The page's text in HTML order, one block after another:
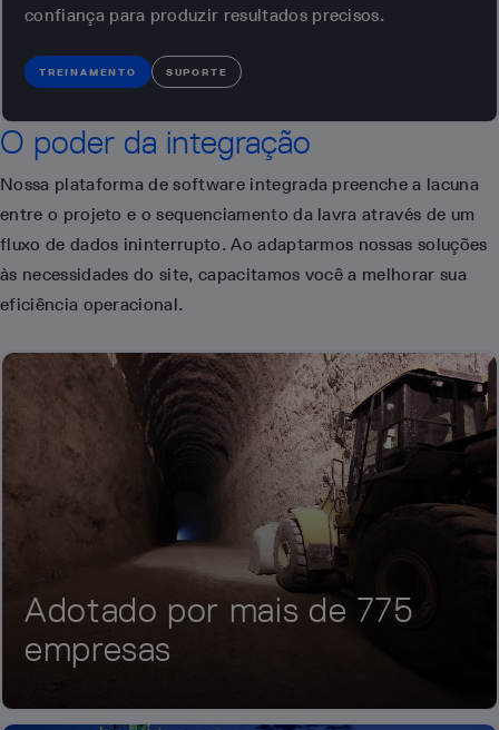
confiança para produzir resultados precisos.
TREINAMENTO SUPORTE
O poder da integração
Nossa plataforma de software integrada preenche a lacuna
entre o projeto e o sequenciamento da lavra através de um
fluxo de dados ininterrupto. Ao adaptarmos nossas soluções
às necessidades do site, capacitamos você a melhorar sua
eficiência operacional.
Adotado por mais de 775
empresas